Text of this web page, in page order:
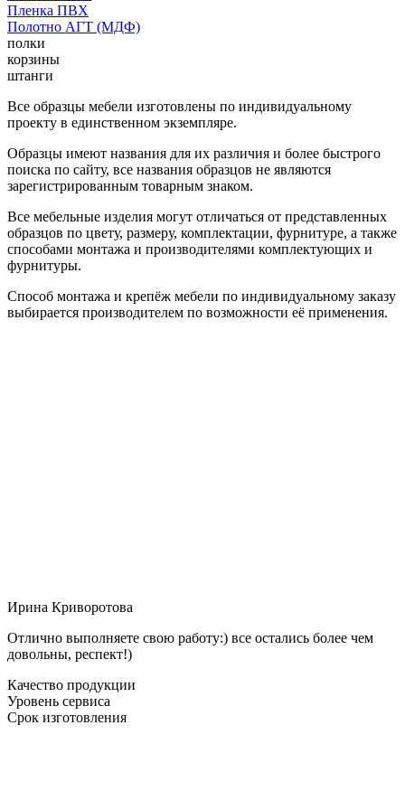
Пленка ПВХ
Полотно АГТ (МДФ)
полки
корзины
штанги
Все образцы мебели изготовлены по индивидуальному
проекту в единственном экземпляре.
Образцы имеют названия для их различия и более быстрого
поиска по сайту, все названия образцов не являются
зарегистрированным товарным знаком.
Все мебельные изделия могут отличаться от представленных
образцов по цвету, размеру, комплектации, фурнитуре, а также
способами монтажа и производителями комплектующих и
фурнитуры.
Способ монтажа и крепёж мебели по индивидуальному заказу
выбирается производителем по возможности её применения.
Ирина Криворотова
Отлично выполняете свою работу:) все остались более чем
довольны, респект!)
Качество продукции
Уровень сервиса
Срок изготовления